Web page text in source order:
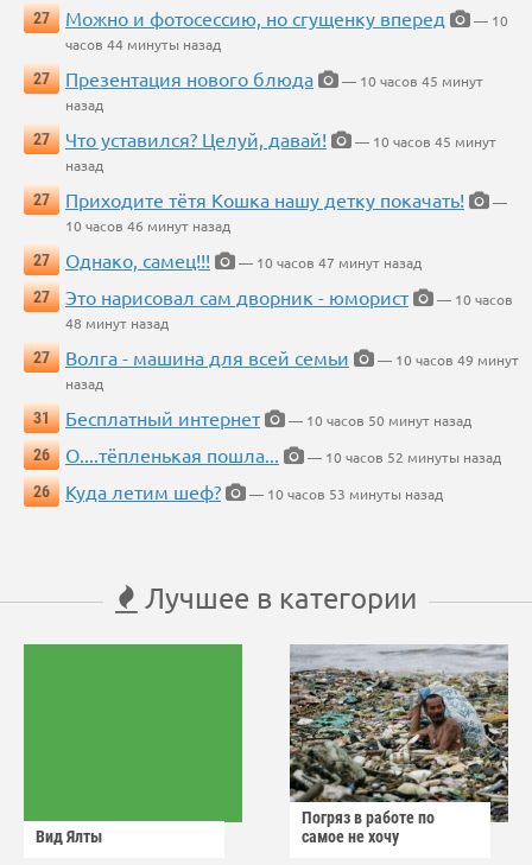
27 Можно и фотосессию, но сгущенку вперед
— 10
часов 44 минуты назад
27
Презентация нового блюда
— 10 часов 45 минут
назад
27
Что уставился? Целуй, давай!
— 10 часов 45 минут
назад
27
Приходите тётя Кошка нашу детку покачать!
—
10 часов 46 минут назад
27
Однако, самец!!!
— 10 часов 47 минут назад
27
Это нарисовал сам дворник - юморист
— 10 часов
48 минут назад
27
Волга - машина для всей семьи
— 10 часов 49 минут
назад
31
Бесплатный интернет
— 10 часов 50 минут назад
26
О....тёпленькая пошла...
— 10 часов 52 минуты назад
26
Куда летим шеф? — 10 часов 53 минуты назад
Лучшее в категории
Вид Ялты
Погряз в работе по
самое не хочу